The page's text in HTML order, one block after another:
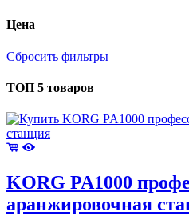
Цена
Сбросить фильтры
ТОП 5 товаров
KORG PA1000
аранжировочная